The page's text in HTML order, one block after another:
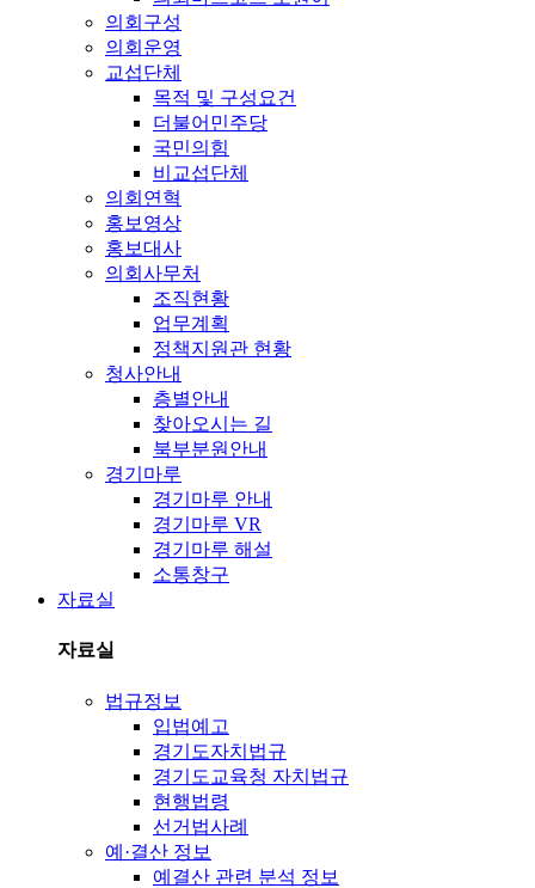
의회구성
의회운영
교섭단체
목적 및 구성요건
더불어민주당
국민의힘
비교섭단체
의회연혁
홍보영상
홍보대사
의회사무처
조직현황
업무계획
정책지원관 현황
청사안내
층별안내
찾아오시는 길
북부분원안내
경기마루
경기마루 안내
경기마루 VR
경기마루 해설
소통창구
자료실
자료실
법규정보
입법예고
경기도자치법규
경기도교육청 자치법규
현행법령
선거법사례
예·결산 정보
예결산 관련 분석 정보